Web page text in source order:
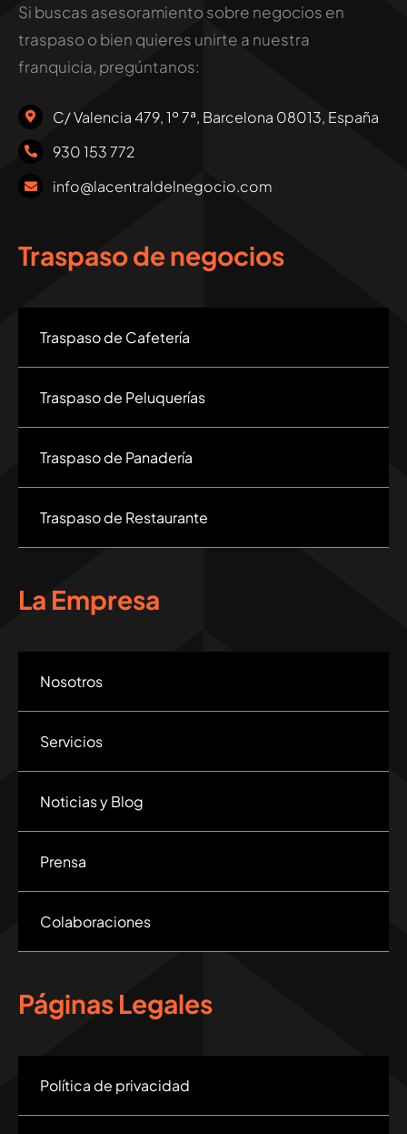
Si buscas asesoramiento sobre negocios en
traspaso o bien quieres unirte a nuestra
franquicia, pregúntanos:
C/ Valencia 479, 1º 7ª, Barcelona 08013, España
930 153 772
info@lacentraldelnegocio.com
Traspaso de negocios
Traspaso de Cafetería
Traspaso de Peluquerías
Traspaso de Panadería
Traspaso de Restaurante
La Empresa
Nosotros
Servicios
Noticias y Blog
Prensa
Colaboraciones
Páginas Legales
Política de privacidad